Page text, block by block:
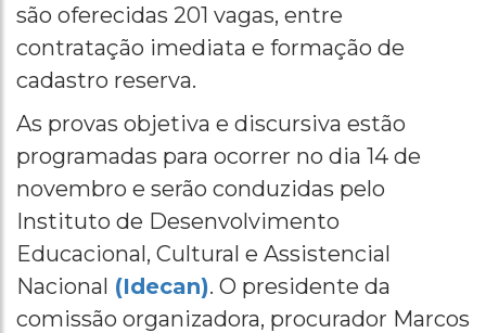
são oferecidas 201 vagas, entre
contratação imediata e formação de
cadastro reserva.
As provas objetiva e discursiva estão
programadas para ocorrer no dia 14 de
novembro e serão conduzidas pelo
Instituto de Desenvolvimento
Educacional, Cultural e Assistencial
Nacional (Idecan). O presidente da
comissão organizadora, procurador Marcos